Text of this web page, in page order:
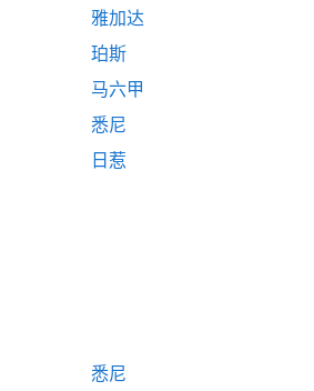
雅加达
珀斯
马六甲
悉尼
日惹
悉尼